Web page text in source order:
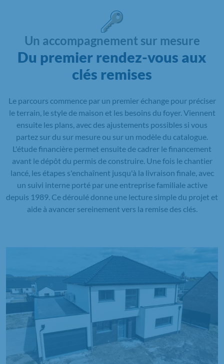
Un accompagnement sur mesure
Du premier rendez-vous aux
clés remises
Le parcours commence par un premier échange pour préciser
le terrain, le style de maison et les besoins du foyer. Viennent
ensuite les plans, avec des ajustements possibles si vous
partez sur du sur mesure ou sur un modèle du catalogue.
L'étude financière permet ensuite de cadrer le financement
avant le dépôt du permis de construire. Une fois le chantier
lancé, les étapes s'enchaînent jusqu'à la livraison finale, avec
un suivi interne porté par une entreprise familiale active
depuis 1989. Ce déroulé donne une lecture simple du projet et
aide à avancer sereinement vers la remise des clés.